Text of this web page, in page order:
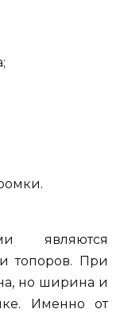
являются
топоров. При
но ширина и
Именно от